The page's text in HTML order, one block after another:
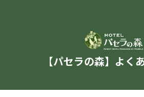
【パセラの森】よく